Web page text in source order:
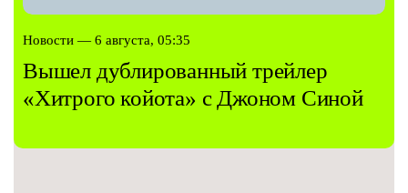
Новости — 6 августа, 05:35
Вышел дублированный трейлер
«Хитрого койота» с Джоном Синой